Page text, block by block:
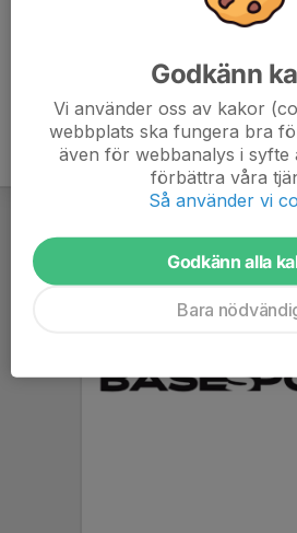
Godkänn
Vi använder oss av kakor
webbplats ska fungera bra
även för webbanalys i syfte
förbättra våra
Så använder vi
Godkänn alla
Bara